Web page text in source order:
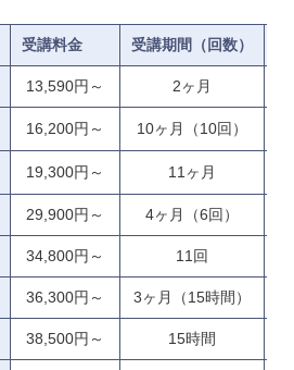
受講料金 受講期間（回数）
13,590円～ 2ヶ月
16,200円～ 10ヶ月（10回）
19,300円～ 11ヶ月
29,900円～ 4ヶ月（6回）
34,800円～ 11回
36,300円～ 3ヶ月（15時間）
38,500円～ 15時間